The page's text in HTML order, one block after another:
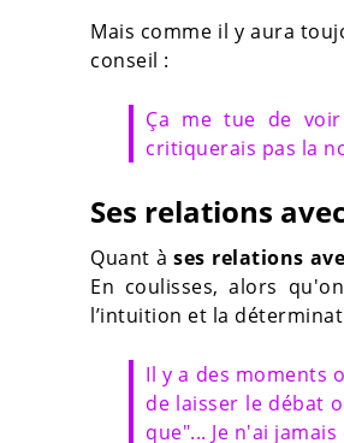
Mais comme il y aura
conseil :
Ça me tue de
critiquerais pas la
Ses relations
Quant à ses relations
En coulisses, alors
l’intuition et la
Il y a des moments
de laisser le débat
que"... Je n'ai